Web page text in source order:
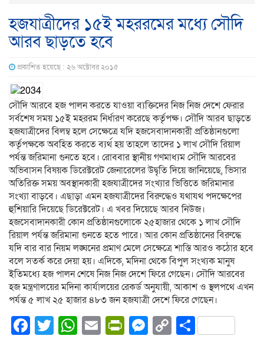
হজযাত্রীদের ১৫ই মহররমের মধ্যে সৌদি
আরব ছাড়তে হবে
প্রকাশিত হয়েছে : ২৬ অক্টোবর ২০১৫
সৌদি আরবে হজ পালন করতে যাওয়া ব্যক্তিদের নিজ নিজ দেশে ফেরার
সর্বশেষ সময় ১৫ই মহররম নির্ধারণ করেছে কর্তৃপক্ষ। সৌদি আরব ছাড়তে
হজযাত্রীদের বিলম্ব হলে সেক্ষেত্রে যদি হজসেবাদানকারী প্রতিষ্ঠানগুলো
কর্তৃপক্ষকে অবহিত করতে ব্যর্থ হয় তাহলে তাদের ১ লাখ সৌদি রিয়াল
পর্যন্ত জরিমানা গুনতে হবে। রোববার স্থানীয় গণমাধ্যম সৌদি আরবের
অভিবাসন বিষয়ক ডিরেক্টরেট জেনারেলের উদ্বৃতি দিয়ে জানিয়েছে, ভিসার
অতিরিক্ত সময় অবস্থানকারী হজযাত্রীদের সংখ্যার ভিত্তিতে জরিমানার
সংখ্যা বাড়বে। এছাড়া এমন হজযাত্রীদের বিরুদ্ধেও যথাযথ পদক্ষেপের
হুশিয়ারি দিয়েছে ডিরেক্টরেট। এ খবর দিয়েছে আরব নিউজ।
হজসেবাদানকারী কোন প্রতিষ্ঠানগুলোকে ২৫হাজার থেকে ১ লাখ সৌদি
রিয়াল পর্যন্ত জরিমানা গুনতে হতে পারে। আর কোন প্রতিষ্ঠানের বিরুদ্ধে
যদি বার বার নিয়ম লঙ্ঘনের প্রমাণ মেলে সেক্ষেত্রে শাস্তি আরও কঠোর হবে
বলে সতর্ক করে দেয়া হয়। এদিকে, মদিনা থেকে বিপুল সংখ্যক মানুষ
ইতিমধ্যে হজ পালন শেষে নিজ নিজ দেশে ফিরে গেছেন। সৌদি আরবের
হজ মন্ত্রণালয়ের মদিনা কার্যালয়ের রেকর্ড অনুযায়ী, আকাশ ও স্থলপথে এখন
পর্যন্ত ৫ লাখ ২৫ হাজার ৪৮৩ জন হজযাত্রী দেশে ফিরে গেছেন।
Facebook
Twitter
WhatsApp
EmailPrintFriendly
Messenger
CopyShare